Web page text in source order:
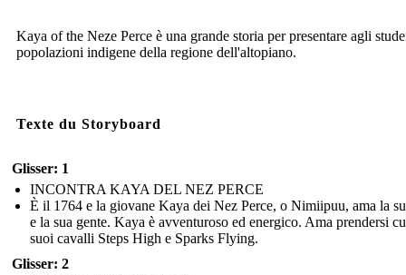
Kaya of the Neze Perce è una grande storia per presentare agli
popolazioni indigene della regione dell'altopiano.
Texte du Storyboard
Glisser: 1
INCONTRA KAYA DEL NEZ PERCE
È il 1764 e la giovane Kaya dei Nez Perce, o Nimiipuu, ama la
e la sua gente. Kaya è avventuroso ed energico. Ama prendersi
suoi cavalli Steps High e Sparks Flying.
Glisser: 2